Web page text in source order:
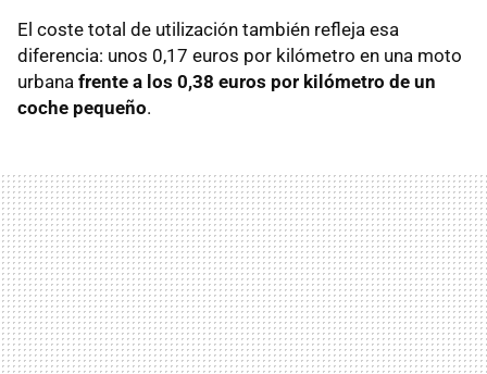
El coste total de utilización también refleja esa
diferencia: unos 0,17 euros por kilómetro en una moto
urbana frente a los 0,38 euros por kilómetro de un
coche pequeño.